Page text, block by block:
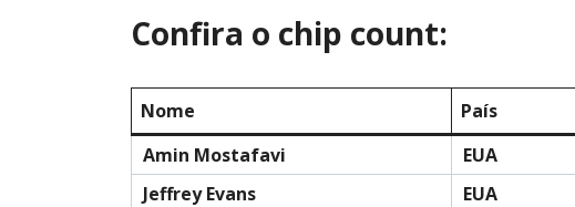
Confira o chip count:
Nome País
Amin Mostafavi
EUA
Jeffrey Evans
EUA